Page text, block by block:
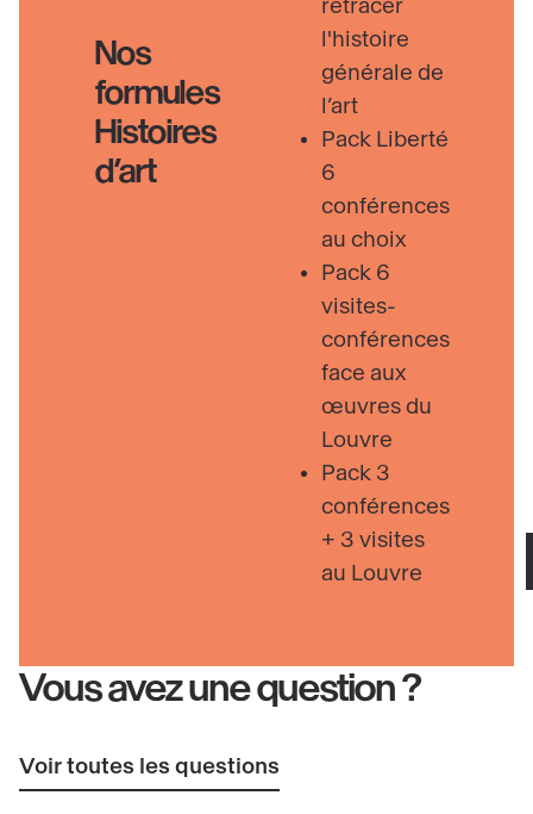
Nos
formules
Histoires
d’art
retracer
l'histoire
générale de
l’art
Pack Liberté
6
conférences
au choix
Pack 6
visites-
conférences
face aux
œuvres du
Louvre
Pack 3
conférences
+ 3 visites
au Louvre
Vous avez une question ?
Voir toutes les questions